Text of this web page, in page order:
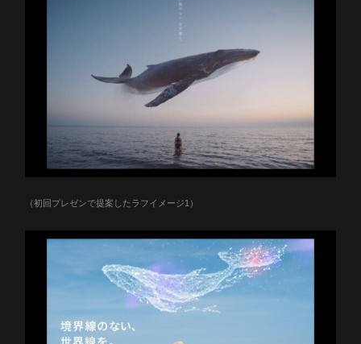
（初回プレゼンで提案したラフイメージ1）